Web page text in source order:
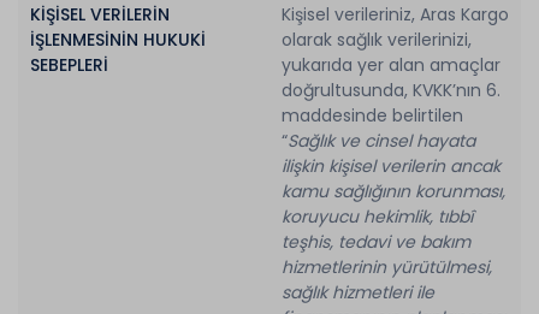
KİŞİSEL VERİLERİN
İŞLENMESİNİN HUKUKİ
SEBEPLERİ
Kişisel verileriniz, Aras Kargo
olarak sağlık verilerinizi,
yukarıda yer alan amaçlar
doğrultusunda, KVKK’nın 6.
maddesinde belirtilen
“Sağlık ve cinsel hayata
ilişkin kişisel verilerin ancak
kamu sağlığının korunması,
koruyucu hekimlik, tıbbî
teşhis, tedavi ve bakım
hizmetlerinin yürütülmesi,
sağlık hizmetleri ile